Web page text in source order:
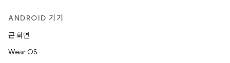
ANDROID 기기
큰 화면
Wear OS